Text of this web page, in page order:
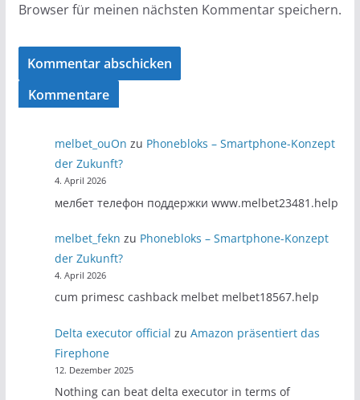
Browser für meinen nächsten Kommentar speichern.
Kommentare
melbet_ouOn zu Phonebloks – Smartphone-Konzept
der Zukunft?
4. April 2026
мелбет телефон поддержки www.melbet23481.help
melbet_fekn zu Phonebloks – Smartphone-Konzept
der Zukunft?
4. April 2026
cum primesc cashback melbet melbet18567.help
Delta executor official zuAmazon präsentiert das
Firephone
12. Dezember 2025
Nothing can beat delta executor in terms of